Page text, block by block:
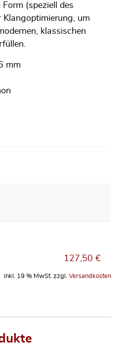
Form (speziell des
Klangoptimierung, um
klassischen
mm
127,50€
inkl. 19 % MwSt. zzgl. Versandkosten